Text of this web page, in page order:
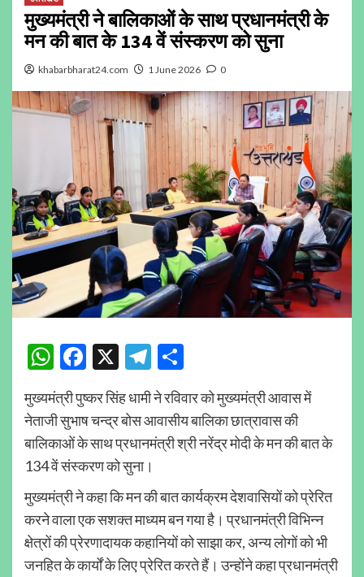
मुख्यमंत्री ने बालिकाओं के साथ प्रधानमंत्री के
मन की बात के 134 वें संस्करण को सुना
khabarbharat24.com 1 June 2026 0
WhatsApp
Facebook
X Telegram
मुख्यमंत्री पुष्कर सिंह धामी ने रविवार को मुख्यमंत्री आवास में
नेताजी सुभाष चन्द्र बोस आवासीय बालिका छात्रावास की
बालिकाओं के साथ प्रधानमंत्री श्री नरेंद्र मोदी के मन की बात के
134 वें संस्करण को सुना।
मुख्यमंत्री ने कहा कि मन की बात कार्यक्रम देशवासियों को प्रेरित
करने वाला एक सशक्त माध्यम बन गया है। प्रधानमंत्री विभिन्न
क्षेत्रों की प्रेरणादायक कहानियों को साझा कर, अन्य लोगों को भी
जनहित के कार्यों के लिए प्रेरित करते हैं। उन्होंने कहा प्रधानमंत्री